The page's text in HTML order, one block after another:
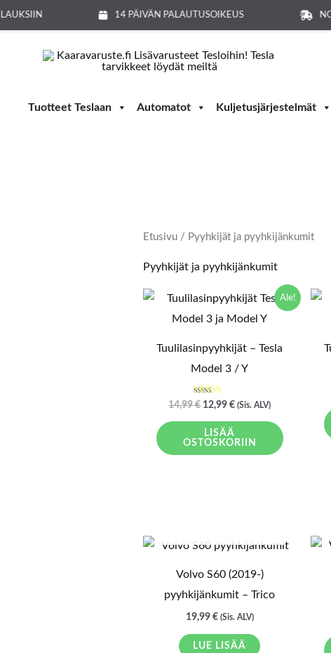
14 PÄIVÄN PALAUTUSOIKEUS
Siirry
sisältöön
Tuotteet Teslaan Automatot Kuljetusjärjestelmät
Etusivu/ Pyyhkijät ja pyyhkijänkumit
Pyyhkijät ja pyyhkijänkumit
Ale!
Tuulilasinpyyhkijät – Tesla
Model 3 / Y
Arvostelu
tuotteesta:
5.00
/ 5
14,99€
Alkuperäinen
hinta
oli:
12,99€
Nykyinen
hinta
on:
(Sis. ALV)
LISÄÄ
OSTOSKORIIN
Volvo S60 (2019-)
pyyhkijänkumit – Trico
19,99 € (Sis. ALV)
LUE LISÄÄ